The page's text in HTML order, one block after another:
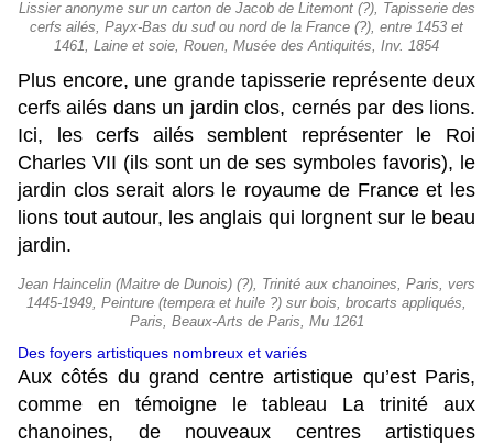
Lissier anonyme sur un carton de Jacob de Litemont (?), Tapisserie des
cerfs ailés, Payx-Bas du sud ou nord de la France (?), entre 1453 et
1461, Laine et soie, Rouen, Musée des Antiquités, Inv. 1854
Plus encore, une grande tapisserie représente deux
cerfs ailés dans un jardin clos, cernés par des lions.
Ici, les cerfs ailés semblent représenter le Roi
Charles VII (ils sont un de ses symboles favoris), le
jardin clos serait alors le royaume de France et les
lions tout autour, les anglais qui lorgnent sur le beau
jardin.
Jean Haincelin (Maitre de Dunois) (?), Trinité aux chanoines, Paris, vers
1445-1949, Peinture (tempera et huile ?) sur bois, brocarts appliqués,
Paris, Beaux-Arts de Paris, Mu 1261
Des foyers artistiques nombreux et variés
Aux côtés du grand centre artistique qu’est Paris,
comme en témoigne le tableau La trinité aux
chanoines, de nouveaux centres artistiques